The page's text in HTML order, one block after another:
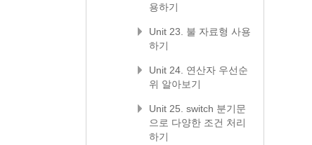
용하기
Unit 23. 불 자료형 사용
하기
Unit 24. 연산자 우선순
위 알아보기
Unit 25. switch 분기문
으로 다양한 조건 처리
하기